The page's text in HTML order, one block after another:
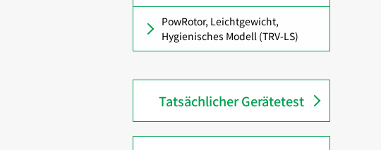
PowRotor, Leichtgewicht,
Hygienisches Modell (TRV-LS)
Tatsächlicher Gerätetest